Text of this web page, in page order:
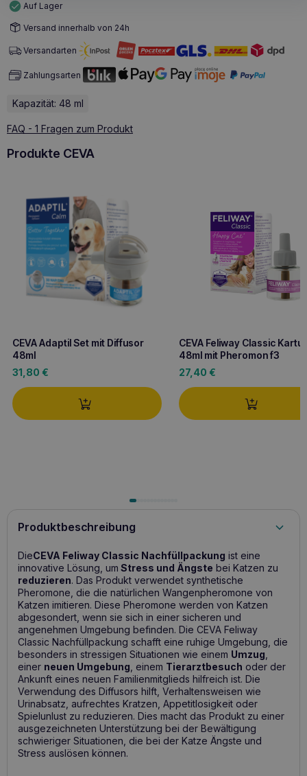
Auf Lager
Versand innerhalb von 24h
Versandarten
Zahlungsarten
Kapazität: 48 ml
FAQ - 1 Fragen zum Produkt
Produkte CEVA
CEVA Adaptil Set mit Diffusor
48ml
31,80 €
CEVA Feliway Classic
48ml mit Pheromon f3
27,40 €
Produktbeschreibung
DieCEVA Feliway Classic Nachfüllpackung ist eine
innovative Lösung, um Stress und Ängste bei Katzen zu
reduzieren. Das Produkt verwendet synthetische
Pheromone, die die natürlichen Wangenpheromone von
Katzen imitieren. Diese Pheromone werden von Katzen
abgesondert, wenn sie sich in einer sicheren und
angenehmen Umgebung befinden. Die CEVA Feliway
Classic Nachfüllpackung schafft eine ruhige Umgebung, die
besonders in stressigen Situationen wie einem Umzug
einer neuen Umgebung , einem Tierarztbesuch oder der
Ankunft eines neuen Familienmitglieds hilfreich ist. Die
Verwendung des Diffusors hilft, Verhaltensweisen wie
Urinabsatz, aufrechtes Kratzen, Appetitlosigkeit oder
Spielunlust zu reduzieren. Dies macht das Produkt zu einer
ausgezeichneten Unterstützung bei der Bewältigung
schwieriger Situationen, die bei der Katze Ängste und
Stress auslösen können.